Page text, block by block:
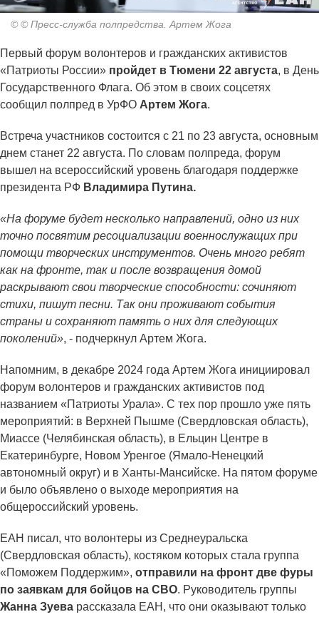
© © Пресс-служба полпредства. Артем Жога
Первый форум волонтеров и гражданских активистов
«Патриоты России» пройдет в Тюмени 22 августа, в День
Государственного Флага. Об этом в своих соцсетях
сообщил полпред в УрФО Артем Жога.
Встреча участников состоится с 21 по 23 августа, основным
днем станет 22 августа. По словам полпреда, форум
вышел на всероссийский уровень благодаря поддержке
президента РФ Владимира Путина.
«На форуме будет несколько направлений, одно из них
точно посвятим ресоциализации военнослужащих при
помощи творческих инструментов. Очень много ребят
как на фронте, так и после возвращения домой
раскрывают свои творческие способности: сочиняют
стихи, пишут песни. Так они проживают события
страны и сохраняют память о них для следующих
поколений», - подчеркнул Артем Жога.
Напомним, в декабре 2024 года Артем Жога инициировал
форум волонтеров и гражданских активистов под
названием «Патриоты Урала». С тех пор прошло уже пять
мероприятий: в Верхней Пышме (Свердловская область),
Миассе (Челябинская область), в Ельцин Центре в
Екатеринбурге, Новом Уренгое (Ямало-Ненецкий
автономный округ) и в Ханты-Мансийске. На пятом форуме
и было объявлено о выходе мероприятия на
общероссийский уровень.
ЕАН писал, что волонтеры из Среднеуральска
(Свердловская область), костяком которых стала группа
«Поможем Поддержим», отправили на фронт две фуры
по заявкам для бойцов на СВО. Руководитель группы
Жанна Зуева рассказала ЕАН, что они оказывают только